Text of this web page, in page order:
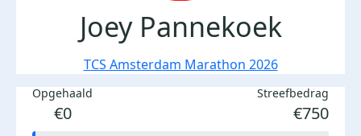
Joey Pannekoek
TCS Amsterdam Marathon 2026
Opgehaald
€0
Streefbedrag
€750